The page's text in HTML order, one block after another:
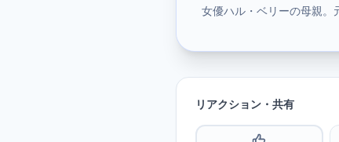
女優ハル・ベリーの母親。
リアクション・共有